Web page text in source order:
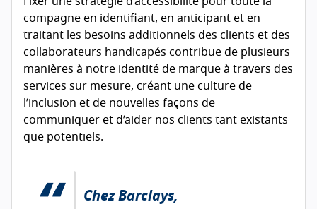
compagne en identifiant, en anticipant et en
traitant les besoins additionnels des clients et des
collaborateurs handicapés contribue de plusieurs
manières à notre identité de marque à travers des
services sur mesure, créant une culture de
l’inclusion et de nouvelles façons de
communiquer et d’aider nos clients tant existants
que potentiels.
Chez Barclays,